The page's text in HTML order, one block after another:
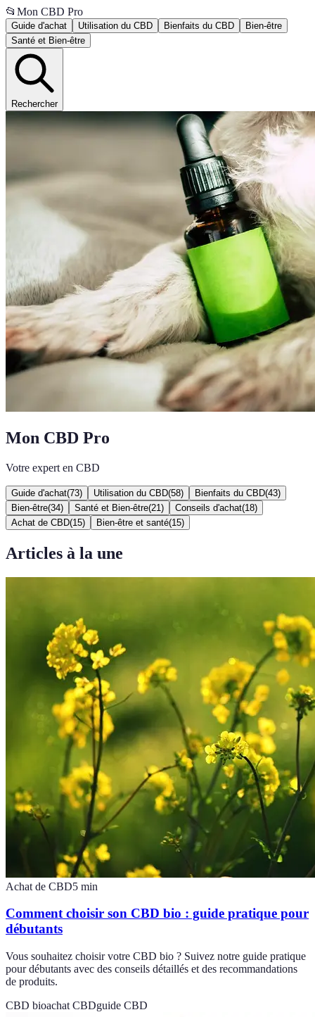
📂 Mon CBD Pro
Guide d'achat Utilisation du CBD Bienfaits du CBD
Bien-être
Santé et Bien-être
Rechercher
Mon CBD Pro
Votre expert en CBD
Guide d'achat(73) Utilisation du CBD(58) Bienfaits du CBD(43)
Bien-être(34) Santé et Bien-être(21 ) Conseils d'achat(18)
Achat de CBD(15) Bien-être et santé(15)
Articles à la une
Achat de CBD5 min
Comment choisir son CBD bio : guide pratique pour
débutants
Vous souhaitez choisir votre CBD bio ? Suivez notre guide pratique
pour débutants avec des conseils détaillés et des recommandations
de produits.
CBD bioachat CBDguide CBD